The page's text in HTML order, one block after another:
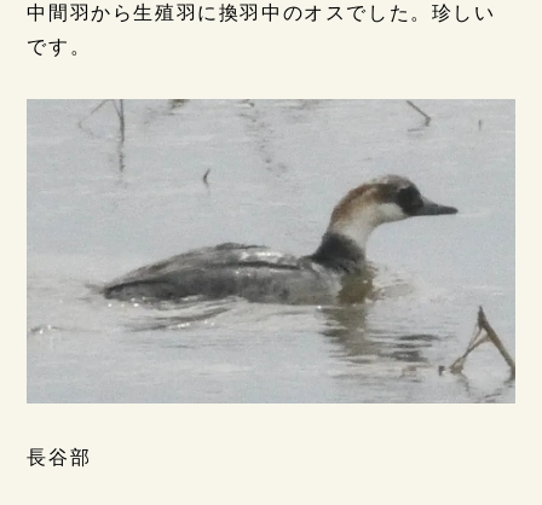
中間羽から生殖羽に換羽中のオスでした。珍しい
です。
長谷部